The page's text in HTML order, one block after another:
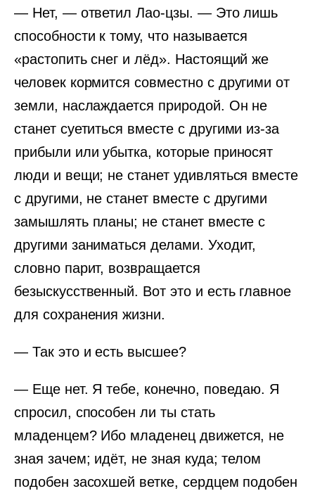
— Нет, — ответил Лао-цзы. — Это лишь
способности к тому, что называется
«растопить снег и лёд». Настоящий же
человек кормится совместно с другими от
земли, наслаждается природой. Он не
станет суетиться вместе с другими из-за
прибыли или убытка, которые приносят
люди и вещи; не станет удивляться вместе
с другими, не станет вместе с другими
замышлять планы; не станет вместе с
другими заниматься делами. Уходит,
словно парит, возвращается
безыскусственный. Вот это и есть главное
для сохранения жизни.
— Так это и есть высшее?
— Еще нет. Я тебе, конечно, поведаю. Я
спросил, способен ли ты стать
младенцем? Ибо младенец движется, не
зная зачем; идёт, не зная куда; телом
подобен засохшей ветке, сердцем подобен